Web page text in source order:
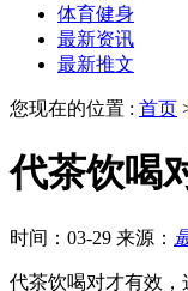
体育健身
最新资讯
最新推文
您现在的位置 : 首页
代茶饮喝
时间：03-29 来源：
代茶饮喝对才有效，